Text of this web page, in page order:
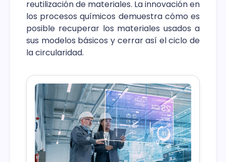
reutilización de materiales. La innovación en
los procesos químicos demuestra cómo es
posible recuperar los materiales usados ​​a
sus modelos básicos y cerrar así el ciclo de
la circularidad.